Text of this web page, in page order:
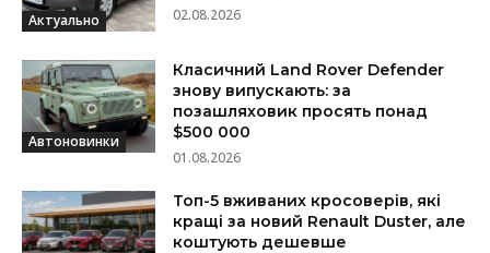
Актуально 02.08.2026
Автоновинки
Класичний Land Rover Defender
знову випускають: за
позашляховик просять понад
$500 000
01.08.2026
Топ-5 вживаних кросоверів, які
кращі за новий Renault Duster, але
коштують дешевше